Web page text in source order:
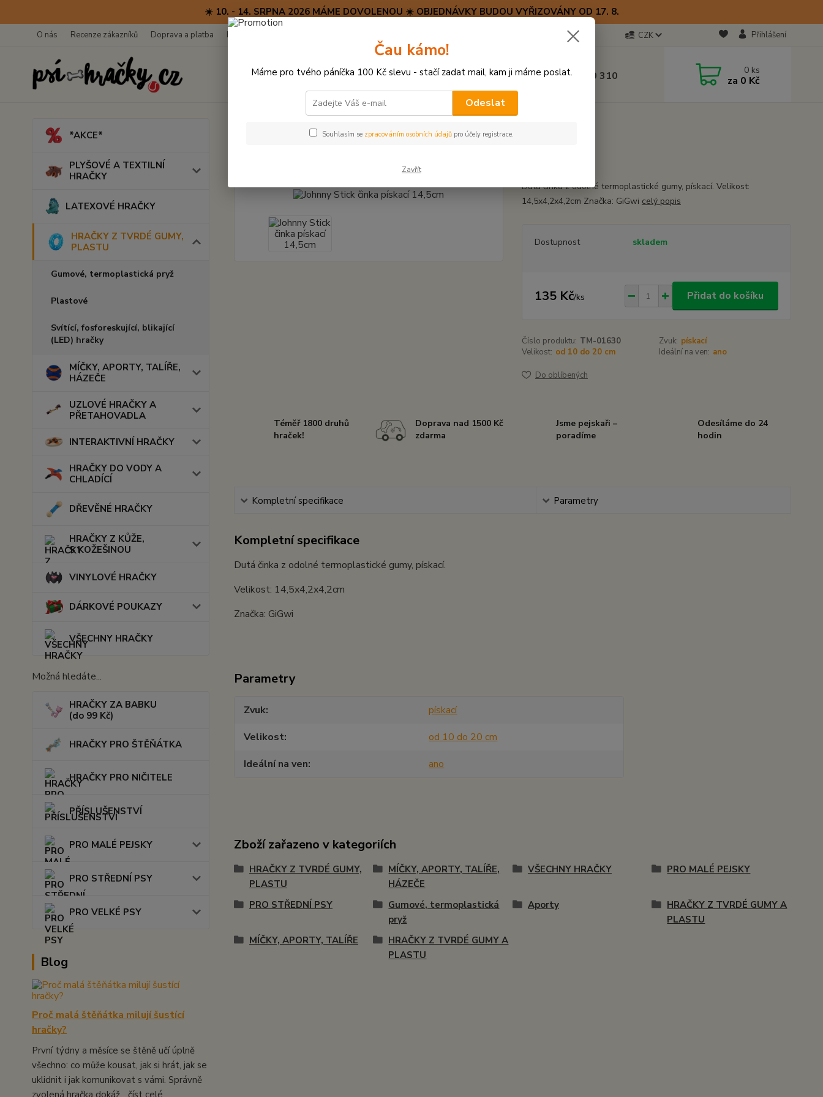
☀️ 10. - 14. SRPNA 2026 MÁME DOVOLENOU ☀️ OBJEDNÁVKY BUDOU VYŘIZOVÁNY OD 17. 8.
O nás Recenze zákazníků Doprava a platba Kontakty CZK Přihlášení
Hledat (+420) 723 770 310 0 ks
za 0 Kč
*AKCE*
PLYŠOVÉ A TEXTILNÍ
HRAČKY
LATEXOVÉ HRAČKY
HRAČKY Z TVRDÉ GUMY,
PLASTU
Gumové, termoplastická pryž
Plastové
Svítící, fosforeskující, blikající
(LED) hračky
MÍČKY, APORTY, TALÍŘE,
HÁZEČE
UZLOVÉ HRAČKY A
PŘETAHOVADLA
INTERAKTIVNÍ HRAČKY
HRAČKY DO VODY A
CHLADÍCÍ
DŘEVĚNÉ HRAČKY
HRAČKY Z KŮŽE,
S KOŽEŠINOU
VINYLOVÉ HRAČKY
DÁRKOVÉ POUKAZY
VŠECHNY HRAČKY
Možná hledáte...
HRAČKY ZA BABKU
(do 99 Kč)
HRAČKY PRO ŠTĚŇÁTKA
HRAČKY PRO NIČITELE
PŘÍSLUŠENSTVÍ
PRO MALÉ PEJSKY
PRO STŘEDNÍ PSY
PRO VELKÉ PSY
Blog
Proč malá štěňátka milují šustící
hračky?
První týdny a měsíce se štěně učí úplně
všechno: co může kousat, jak si hrát, jak se
uklidnit i jak komunikovat s vámi. Správně
zvolená hračka dokáž... číst celé
Dutá činka z odolné termoplastické gumy, pískací. Velikost:
14,5x4,2x4,2cm Značka: GiGwi celý popis
Dostupnost skladem
135 Kč/ks Přidat do košíku
Číslo produktu: TM-01630 Zvuk: pískací
Velikost: od 10 do 20 cm Ideální na ven: ano
Do oblíbených
Téměř 1800 druhů
hraček!
Doprava nad 1500 Kč
zdarma
Jsme pejskaři –
poradíme
Odesíláme do 24
hodin
Kompletní specifikace Parametry
Kompletní specifikace
Dutá činka z odolné termoplastické gumy, pískací.
Velikost: 14,5x4,2x4,2cm
Značka: GiGwi
Parametry
Zvuk
pískací
Velikost
od 10 do 20 cm
Ideální na ven
ano
Zboží zařazeno v kategoriích
HRAČKY Z TVRDÉ GUMY,
PLASTU
MÍČKY, APORTY, TALÍŘE,
HÁZEČE
VŠECHNY HRAČKY PRO MALÉ PEJSKY
PRO STŘEDNÍ PSY
Gumové, termoplastická
pryž
Aporty
HRAČKY Z TVRDÉ GUMY A
PLASTU
MÍČKY, APORTY, TALÍŘE
HRAČKY Z TVRDÉ GUMY A
PLASTU
Čau kámo!
Máme pro tvého páníčka 100 Kč slevu - stačí zadat mail, kam ji máme poslat.
Odeslat
Souhlasím se zpracováním osobních údajů pro účely registrace.
Zavřít